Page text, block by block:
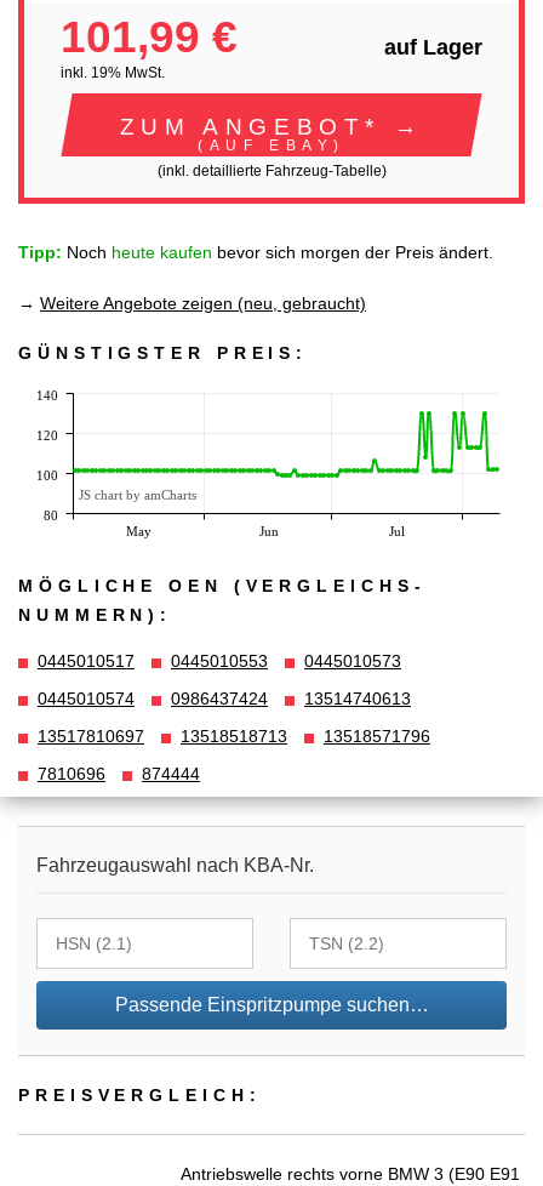
101,99 €
inkl. 19% MwSt.
auf Lager
ZUM ANGEBOT* →
(AUF EBAY)
(inkl. detaillierte Fahrzeug-Tabelle)
Tipp: Noch heute kaufen bevor sich morgen der Preis ändert.
→ Weitere Angebote zeigen (neu, gebraucht)
GÜNSTIGSTER PREIS:
May Jun Jul
80
100
120
140
JS chart by amCharts
MÖGLICHE OEN (VERGLEICHS­
NUMMERN):
0445010517 0445010553
0445010573
0445010574
0986437424
13514740613
13517810697
13518518713
13518571796
7810696
874444
Fahrzeugauswahl nach KBA-Nr.
Passende Einspritzpumpe suchen…
PREIS­VER­GLEICH:
Antriebswelle rechts vorne BMW 3 (E90 E91